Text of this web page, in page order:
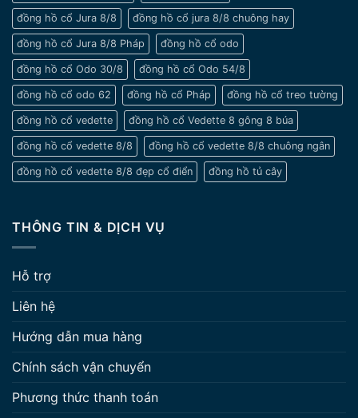
đồng hồ cổ Jura 8/8 đồng hồ cổ jura 8/8 chuông hay
đồng hồ cổ Jura 8/8 Pháp đồng hồ cổ odo
đồng hồ cổ Odo 30/8 đồng hồ cổ Odo 54/8
đồng hồ cổ odo 62 đồng hồ cổ Pháp đồng hồ cổ treo tường
đồng hồ cổ vedette đồng hồ cổ Vedette 8 gông 8 búa
đồng hồ cổ vedette 8/8 đồng hồ cổ vedette 8/8 chuông ngân
đồng hồ cổ vedette 8/8 đẹp cổ điển đồng hồ tủ cây
THÔNG TIN & DỊCH VỤ
Hỗ trợ
Liên hệ
Hướng dẫn mua hàng
Chính sách vận chuyển
Phương thức thanh toán